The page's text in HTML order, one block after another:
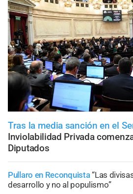
Tras la media sanción en el
Inviolabilidad Privada
Diputados
Pullaro en Reconquista“Las
desarrollo y no al populismo”